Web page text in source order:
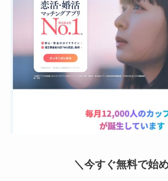
＼今すぐ無料で始